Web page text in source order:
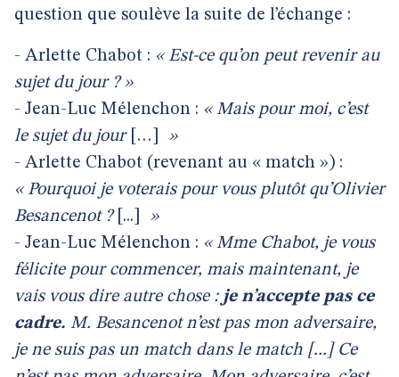
question que soulève la suite de l’échange :
- Arlette Chabot : « Est-ce qu’on peut revenir au
sujet du jour ? »
- Jean-Luc Mélenchon : « Mais pour moi, c’est
le sujet du jour[…]
»
- Arlette Chabot (revenant au « match ») :
« Pourquoi je voterais pour vous plutôt qu’Olivier
Besancenot ?[...]
»
- Jean-Luc Mélenchon : « Mme Chabot, je vous
félicite pour commencer, mais maintenant, je
vais vous dire autre chose : je n’accepte pas ce
cadre. M. Besancenot n’est pas mon adversaire,
je ne suis pas un match dans le match [...] Ce